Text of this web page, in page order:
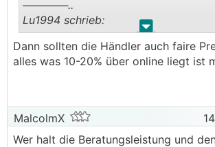
. .
──────..
Lu1994 schrieb:
──────..
Casemodder schrieb:
(mehr) an.
───────────────
Dann sollten die Händler auch faire
alles was 10-20% über online liegt ist
MalcolmX
Wer halt die Beratungsleistung und